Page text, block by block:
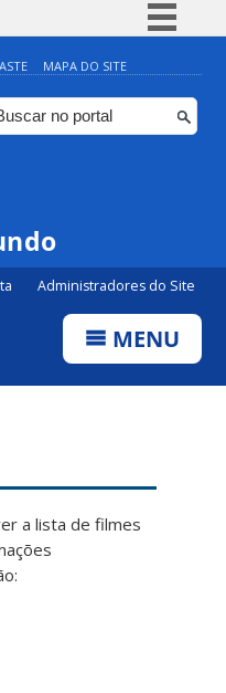
Simplifique!
Comunica BR
Participe
MAPA DO SITE
Administradores do Site
MENU
a lista de filmes